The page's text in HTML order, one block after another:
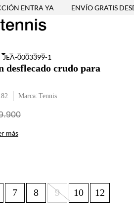
ENTRA YA ENVÍO GRATIS
desflecado crudo para
Tennis
más
7 8 9 10 12